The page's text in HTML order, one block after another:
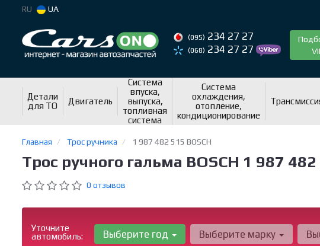
RU UA
(095) 234 27 27
(068) 234 27 27
Детали
для ТО
Двигатель
Система
впуска,
выпуска,
топливная
система
Система
охлаждения,
отопление,
кондиционирование
Главная Трос ручника 1 987 482 515 BOSCH
Трос ручного гальма BOSCH 1 987
0 отзывов
Уточните
автомобиль:
Выберите год Выберите марку